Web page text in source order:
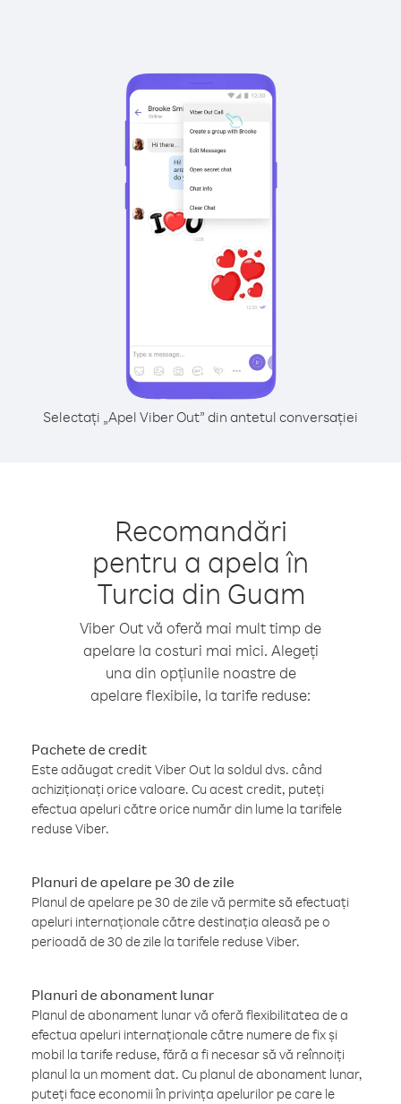
Selectați „Apel Viber Out” din antetul conversației
Recomandări
pentru a apela în
Turcia din Guam
Viber Out vă oferă mai mult timp de
apelare la costuri mai mici. Alegeți
una din opțiunile noastre de
apelare flexibile, la tarife reduse:
Pachete de credit
Este adăugat credit Viber Out la soldul dvs. când
achiziționați orice valoare. Cu acest credit, puteți
efectua apeluri către orice număr din lume la tarifele
reduse Viber.
Planuri de apelare pe 30 de zile
Planul de apelare pe 30 de zile vă permite să efectuați
apeluri internaționale către destinația aleasă pe o
perioadă de 30 de zile la tarifele reduse Viber.
Planuri de abonament lunar
Planul de abonament lunar vă oferă flexibilitatea de a
efectua apeluri internaționale către numere de fix și
mobil la tarife reduse, fără a fi necesar să vă reînnoiți
planul la un moment dat. Cu planul de abonament lunar,
puteți face economii în privința apelurilor pe care le